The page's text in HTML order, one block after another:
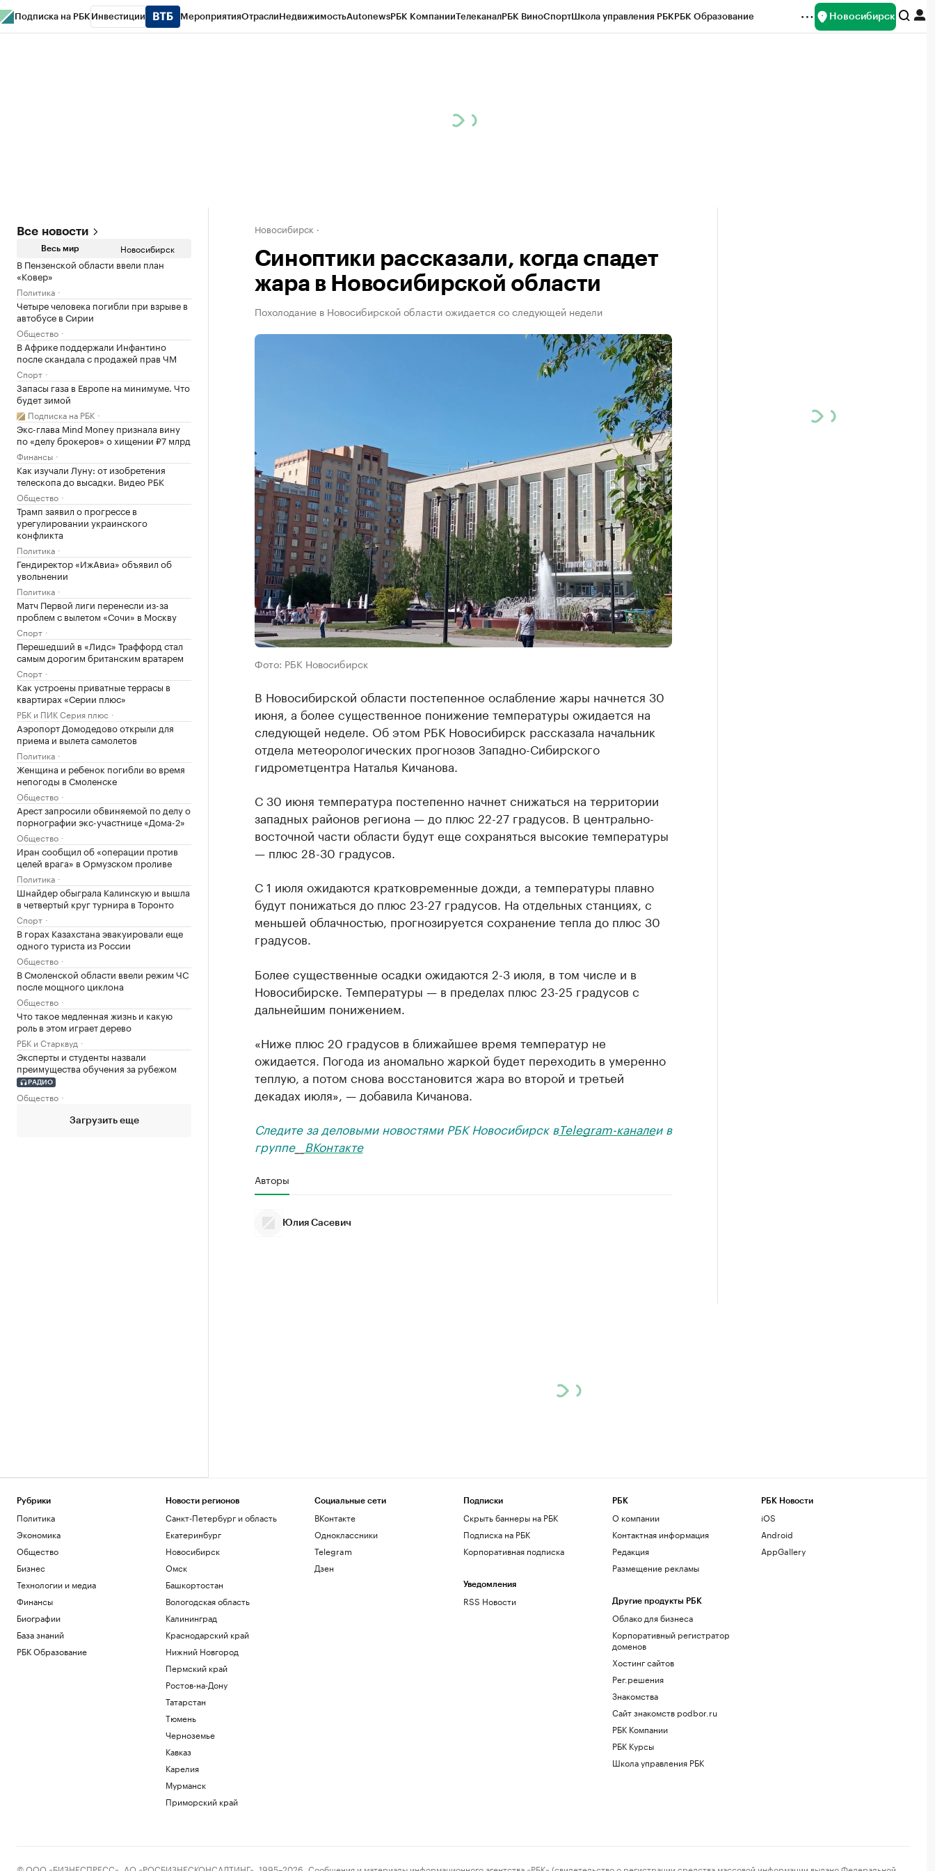
Подписка на РБК Инвестиции МероприятияОтраслиНедвижимостьAutonewsРБК КомпанииТелеканалРБК ВиноСпортШкола управления РБКРБК Образование Новосибирск
Все новости
Весь мир Новосибирск
В Пензенской области ввели план
«Ковер»
Политика
Четыре человека погибли при взрыве в
автобусе в Сирии
Общество
В Африке поддержали Инфантино
после скандала с продажей прав ЧМ
Спорт
Запасы газа в Европе на минимуме. Что
будет зимой
Подписка на РБК
Экс-глава Mind Money признала вину
по «делу брокеров» о хищении ₽7 млрд
Финансы
Как изучали Луну: от изобретения
телескопа до высадки. Видео РБК
Общество
Трамп заявил о прогрессе в
урегулировании украинского
конфликта
Политика
Гендиректор «ИжАвиа» объявил об
увольнении
Политика
Матч Первой лиги перенесли из-за
проблем с вылетом «Сочи» в Москву
Спорт
Перешедший в «Лидс» Траффорд стал
самым дорогим британским вратарем
Спорт
Как устроены приватные террасы в
квартирах «Серии плюс»
РБК и ПИК Серия плюс
Аэропорт Домодедово открыли для
приема и вылета самолетов
Политика
Женщина и ребенок погибли во время
непогоды в Смоленске
Общество
Арест запросили обвиняемой по делу о
порнографии экс-участнице «Дома-2»
Общество
Иран сообщил об «операции против
целей врага» в Ормузском проливе
Политика
Шнайдер обыграла Калинскую и вышла
в четвертый круг турнира в Торонто
Спорт
В горах Казахстана эвакуировали еще
одного туриста из России
Общество
В Смоленской области ввели режим ЧС
после мощного циклона
Общество
Что такое медленная жизнь и какую
роль в этом играет дерево
РБК и Старквуд
Эксперты и студенты назвали
преимущества обучения за рубежом
РАДИО
Общество
Загрузить еще
Новосибирск
Синоптики рассказали, когда спадет
жара в Новосибирской области
Похолодание в Новосибирской области ожидается со следующей недели
Фото: РБК Новосибирск
В Новосибирской области постепенное ослабление жары начнется 30
июня, а более существенное понижение температуры ожидается на
следующей неделе. Об этом РБК Новосибирск рассказала начальник
отдела метеорологических прогнозов Западно-Сибирского
гидрометцентра Наталья Кичанова.
С 30 июня температура постепенно начнет снижаться на территории
западных районов региона — до плюс 22-27 градусов. В центрально-
восточной части области будут еще сохраняться высокие температуры
— плюс 28-30 градусов.
С 1 июля ожидаются кратковременные дожди, а температуры плавно
будут понижаться до плюс 23-27 градусов. На отдельных станциях, с
меньшей облачностью, прогнозируется сохранение тепла до плюс 30
градусов.
Более существенные осадки ожидаются 2-3 июля, в том числе и в
Новосибирске. Температуры — в пределах плюс 23-25 градусов с
дальнейшим понижением.
«Ниже плюс 20 градусов в ближайшее время температур не
ожидается. Погода из аномально жаркой будет переходить в умеренно
теплую, а потом снова восстановится жара во второй и третьей
декадах июля», — добавила Кичанова.
Следите за деловыми новостями РБК Новосибирск вTelegram-каналеи в
группе__ ВКонтакте
Авторы
Юлия Сасевич
Рубрики
Политика
Экономика
Общество
Бизнес
Технологии и медиа
Финансы
Биографии
База знаний
РБК Образование
Новости регионов
Санкт-Петербург и область
Екатеринбург
Новосибирск
Омск
Башкортостан
Вологодская область
Калининград
Краснодарский край
Нижний Новгород
Пермский край
Ростов-на-Дону
Татарстан
Тюмень
Черноземье
Кавказ
Карелия
Мурманск
Приморский край
Социальные сети
ВКонтакте
Одноклассники
Telegram
Дзен
Подписки
Скрыть баннеры на РБК
Подписка на РБК
Корпоративная подписка
Уведомления
RSS Новости
РБК
О компании
Контактная информация
Редакция
Размещение рекламы
Другие продукты РБК
Облако для бизнеса
Корпоративный регистратор
доменов
Хостинг сайтов
Рег.решения
Знакомства
Сайт знакомств podbor.ru
РБК Компании
РБК Курсы
Школа управления РБК
РБК Новости
iOS
Android
AppGallery